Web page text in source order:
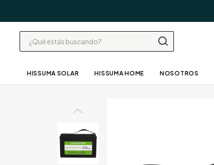
HISSUMA SOLAR HISSUMA HOME NOSOTROS